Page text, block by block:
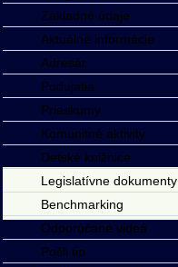
Základné údaje
Aktuálne informácie
Adresár
Podujatia
Prieskumy
Komunitné aktivity
Detské knižnice
Legislatívne dokumenty
Benchmarking
Odporúčané videá
Pošli tip